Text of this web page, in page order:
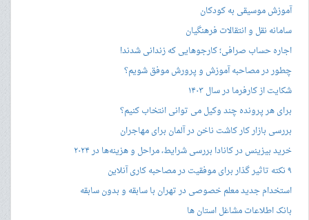
آموزش موسیقی به کودکان
سامانه نقل و انتقالات فرهنگیان
اجاره حساب صرافی؛ کارجوهایی که زندانی شدند!
چطور در مصاحبه‌ آموزش و پرورش موفق شویم؟
شکایت از کارفرما در سال ۱۴۰۳
برای هر پرونده چند وکیل می توانی انتخاب کنیم؟
بررسی بازار کار کاشت ناخن در آلمان برای مهاجران
خرید بیزینس در کانادا بررسی شرایط، مراحل و هزینه‌ها در ۲۰۲۴
۹ نکته تاثیر گذار برای موفقیت در مصاحبه کاری آنلاین
استخدام جدید معلم خصوصی در تهران با سابقه و بدون سابقه
بانک اطلاعات مشاغل استان ها